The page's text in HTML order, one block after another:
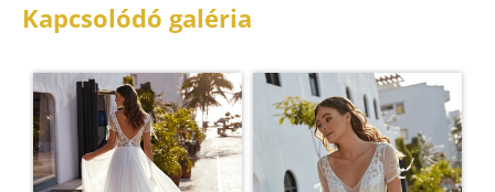
Kapcsolódó galéria